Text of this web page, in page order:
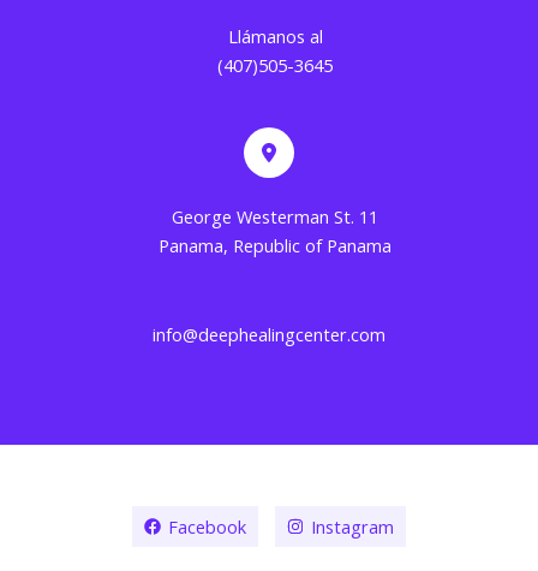
Llámanos al
(407)505-3645
George Westerman St. 11
Panama, Republic of Panama
info@deephealingcenter.com
Facebook Instagram